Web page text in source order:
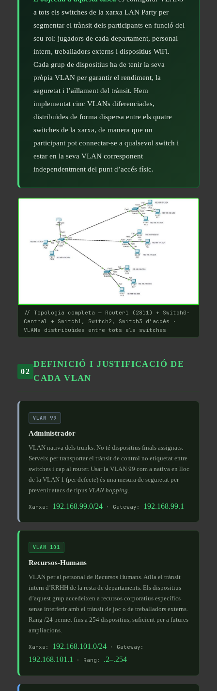
a tots els switches de la xarxa LAN Party per
segmentar el trànsit dels participants en funció del
seu rol: jugadors de cada departament, personal
intern, treballadors externs i dispositius WiFi.
Cada grup de dispositius ha de tenir la seva
pròpia VLAN per garantir el rendiment, la
seguretat i l’aïllament del trànsit. Hem
implementat cinc VLANs diferenciades,
distribuïdes de forma dispersa entre els quatre
switches de la xarxa, de manera que un
participant pot connectar-se a qualsevol switch i
estar en la seva VLAN corresponent
independentment del punt d’accés físic.
// Topologia completa — Router1 (2811) + Switch0-
Central + Switch1, Switch2, Switch3 d’accés ·
VLANs distribuïdes entre tots els switches
02
DEFINICIÓ I JUSTIFICACIÓ DE
CADA VLAN
VLAN 99
Administrador
VLAN nativa dels trunks. No té dispositius finals assignats.
Serveix per transportar el trànsit de control no etiquetat entre
switches i cap al router. Usar la VLAN 99 com a nativa en lloc
de la VLAN 1 (per defecte) és una mesura de seguretat per
prevenir atacs de tipus VLAN hopping
Xarxa: 192.168.99.0/24 · Gateway: 192.168.99.1
VLAN 101
Recursos-Humans
VLAN per al personal de Recursos Humans. Aïlla el trànsit
intern d’RRHH de la resta de departaments. Els dispositius
d’aquest grup accedeixen a recursos corporatius específics
sense interferir amb el trànsit de joc o de treballadors externs.
Rang /24 permet fins a 254 dispositius, suficient per a futures
ampliacions.
Xarxa: 192.168.101.0/24 · Gateway:
192.168.101.1 · Rang: .2–.254